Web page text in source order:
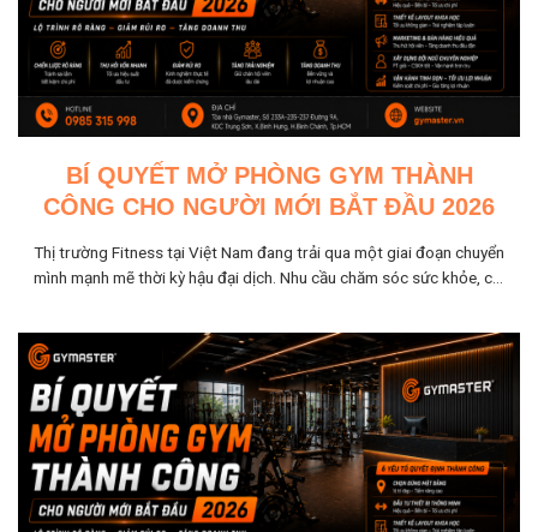
BÍ QUYẾT MỞ PHÒNG GYM THÀNH
CÔNG CHO NGƯỜI MỚI BẮT ĐẦU 2026
Thị trường Fitness tại Việt Nam đang trải qua một giai đoạn chuyển
mình mạnh mẽ thời kỳ hậu đại dịch. Nhu cầu chăm sóc sức khỏe, cải